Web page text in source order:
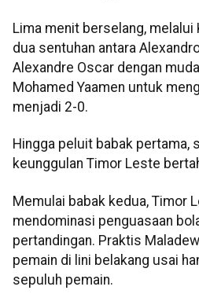
Lima menit berselang,
dua sentuhan antara
Alexandre Oscar dengan
Mohamed Yaamen untuk
menjadi 2-0.
Hingga peluit babak pertama,
keunggulan Timor Leste
Memulai babak kedua, Timor
mendominasi penguasaan
pertandingan. Praktis
pemain di lini belakang usai
sepuluh pemain.